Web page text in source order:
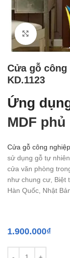
Click to
Cửa gỗ công
KD.1123
Ứng
MDF phủ
Cửa gỗ công
sử dụng gỗ tự
cửa văn phòng
như chung cư, Biệt
Hàn Quốc, Nhật
1.900.000₫